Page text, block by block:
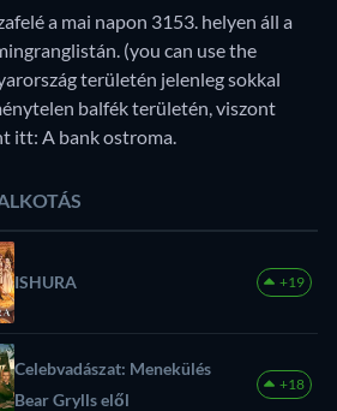
a mai napon 3153. helyen áll a
(you can use the
területén jelenleg sokkal
balfék területén, viszont
itt: A bank ostroma.
ISHURA +19
Celebvadászat: Menekülés
Bear Grylls elől
+18